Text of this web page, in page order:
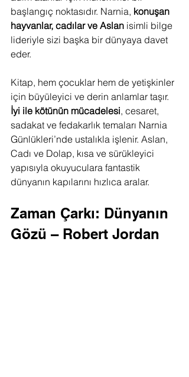
başlangıç noktasıdır. Narnia, konuşan
hayvanlar, cadılar ve Aslan isimli bilge
lideriyle sizi başka bir dünyaya davet
eder.
Kitap, hem çocuklar hem de yetişkinler
için büyüleyici ve derin anlamlar taşır.
İyi ile kötünün mücadelesi, cesaret,
sadakat ve fedakarlık temaları Narnia
Günlükleri’nde ustalıkla işlenir. Aslan,
Cadı ve Dolap, kısa ve sürükleyici
yapısıyla okuyuculara fantastik
dünyanın kapılarını hızlıca aralar.
Zaman Çarkı: Dünyanın
Gözü – Robert Jordan